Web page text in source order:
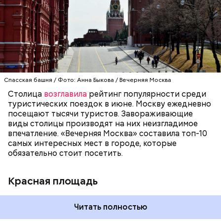
Спасская башня / Фото: Анна Быкова / Вечерняя Москва
Столица возглавила рейтинг популярности среди
туристических поездок в июне. Москву ежедневно
посещают тысячи туристов. Завораживающие
виды столицы производят на них неизгладимое
впечатление. «Вечерняя Москва» составила топ-10
самых интересных мест в городе, которые
обязательно стоит посетить.
Красная площадь
увидеть Московский Кремль, Собор Василия
Блаженного и Мавзолей. Красная площадь — это
символ не только столицы, но и России. С ней
связана огромная часть истории нашей страны. В
1990 году комплекс Московского Кремля и Красной
площади были включены в состав списка
Всемирного культурного наследия ЮНЕСКО.
Читать полностью
ОТДЫХ МОСКВА ТУРИЗМ
— Еще типичная ситуация, когда говорят:
«Занимайте обе стороны эскалатора». А никто не
занимает! И из-за этого образуется огромная
очередь. И если опаздываешь, то идешь по этому
огромному эскалатору очень-очень долго, —
поделился Андрей, 19 лет.